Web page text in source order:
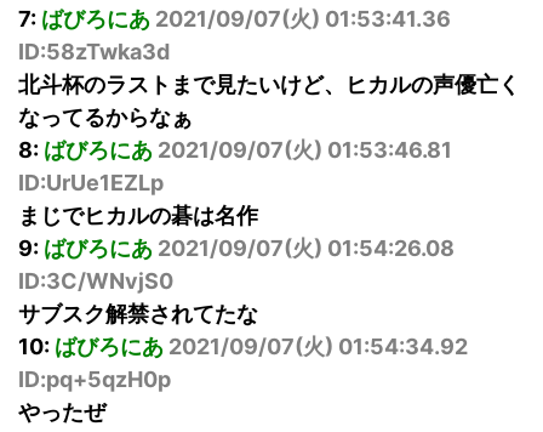
7: ばびろにあ 2021/09/07(火) 01:53:41.36
ID:58zTwka3d
北斗杯のラストまで見たいけど、ヒカルの声優亡く
なってるからなぁ
8: ばびろにあ 2021/09/07(火) 01:53:46.81
ID:UrUe1EZLp
まじでヒカルの碁は名作
9: ばびろにあ 2021/09/07(火) 01:54:26.08
ID:3C/WNvjS0
サブスク解禁されてたな
10: ばびろにあ 2021/09/07(火) 01:54:34.92
ID:pq+5qzH0p
やったぜ